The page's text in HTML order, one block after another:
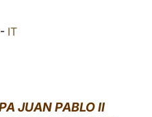
中文
IT
JUAN PABLO II